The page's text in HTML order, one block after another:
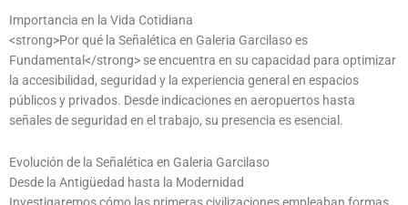
Importancia en la Vida Cotidiana
<strong>Por qué la Señalética en Galeria Garcilaso es
Fundamental</strong> se encuentra en su capacidad para optimizar
la accesibilidad, seguridad y la experiencia general en espacios
públicos y privados. Desde indicaciones en aeropuertos hasta
señales de seguridad en el trabajo, su presencia es esencial.
Evolución de la Señalética en Galeria Garcilaso
Desde la Antigüedad hasta la Modernidad